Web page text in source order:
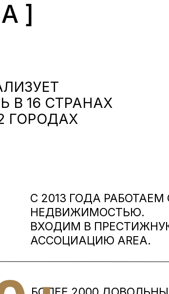
В 16 СТРАНАХ
ГОРОДАХ
С 2013 ГОДА
НЕДВИЖИМОСТЬЮ.
ВХОДИМ В
АССОЦИАЦИЮ AREA.